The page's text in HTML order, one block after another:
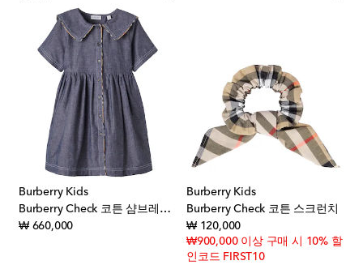
Burberry Kids
Burberry Check 코튼 샴브레이 드레스
₩ 660,000original price
Burberry Kids
Burberry Check 코튼 스크런치
₩ 120,000original price
₩900,000 이상 구매 시 10% 할
인코드 FIRST10